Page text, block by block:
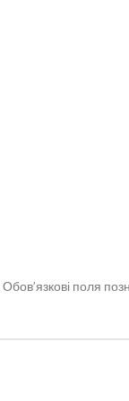
Обов’язкові поля